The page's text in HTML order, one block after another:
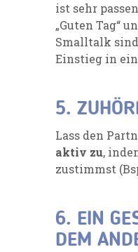
ist sehr
„Guten Tag“
Smalltalk
Einstieg in ein
5.
Lass den
aktiv zu,
zustimmst
6. EIN
DEM